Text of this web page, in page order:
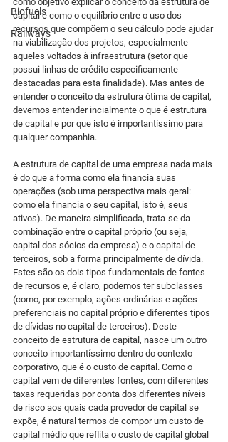
Biofuels
Railways
capital e como o equilíbrio entre o uso dos
recursos que compõem o seu cálculo pode ajudar
na viabilização dos projetos, especialmente
aqueles voltados à infraestrutura (setor que
possui linhas de crédito especificamente
destacadas para esta finalidade). Mas antes de
entender o conceito da estrutura ótima de capital,
devemos entender incialmente o que é estrutura
de capital e por que isto é importantíssimo para
qualquer companhia.
A estrutura de capital de uma empresa nada mais
é do que a forma como ela financia suas
operações (sob uma perspectiva mais geral:
como ela financia o seu capital, isto é, seus
ativos). De maneira simplificada, trata-se da
combinação entre o capital próprio (ou seja,
capital dos sócios da empresa) e o capital de
terceiros, sob a forma principalmente de dívida.
Estes são os dois tipos fundamentais de fontes
de recursos e, é claro, podemos ter subclasses
(como, por exemplo, ações ordinárias e ações
preferenciais no capital próprio e diferentes tipos
de dívidas no capital de terceiros). Deste
conceito de estrutura de capital, nasce um outro
conceito importantíssimo dentro do contexto
corporativo, que é o custo de capital. Como o
capital vem de diferentes fontes, com diferentes
taxas requeridas por conta dos diferentes níveis
de risco aos quais cada provedor de capital se
expõe, é natural termos de compor um custo de
capital médio que reflita o custo de capital global